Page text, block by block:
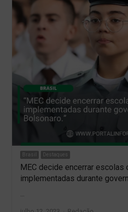
Brasil Destaques
MEC decide encerrar
implementadas durante